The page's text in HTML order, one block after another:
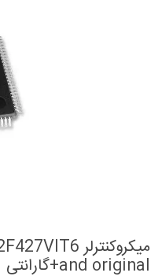
and original+گارانتی